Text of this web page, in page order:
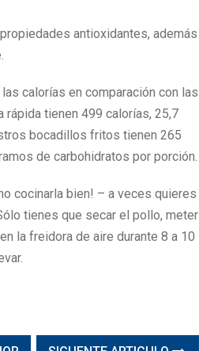
antioxidantes, además
calorías en comparación con las
tienen 499 calorías, 25,7
bocadillos fritos tienen 265
de carbohidratos por porción.
cocinarla bien! – a veces quieres
tienes que secar el pollo, meter
la freidora de aire durante 8 a 10